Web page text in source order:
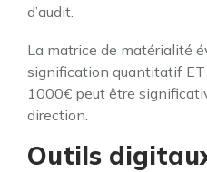
d’audit.
La matrice de matérialité
signification quantitatif
1000€ peut être
direction.
Outils